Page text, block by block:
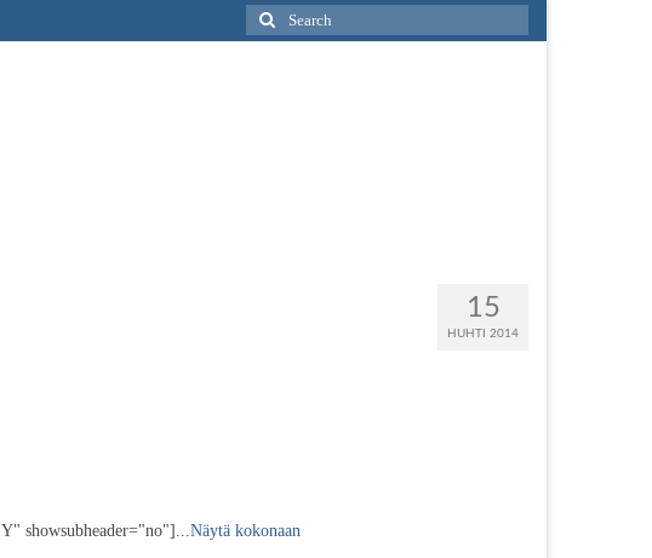
Search
for:
15
HUHTI 2014
showsubheader="no"]... Näytä kokonaan